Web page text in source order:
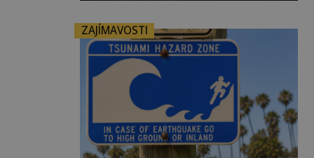
ZAJÍMAVOSTI